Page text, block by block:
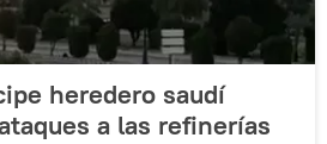
heredero saudí
a las refinerías